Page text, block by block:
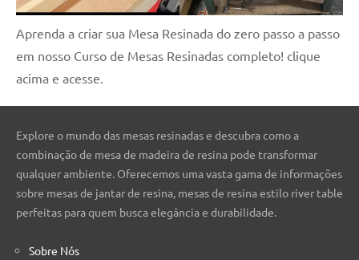
Aprenda a criar sua Mesa Resinada do zero passo a passo
em nosso Curso de Mesas Resinadas completo! clique
acima e acesse.
Explore o mundo das mesas resinadas e descubra como a
combinação de mesa de madeira de resina pode transformar
qualquer ambiente. Oferecemos uma vasta gama de informações
sobre mesas de jantar de resina, mesas de resina estilo river table
perfeitas para quem busca elegância e durabilidade.
Sobre Nós